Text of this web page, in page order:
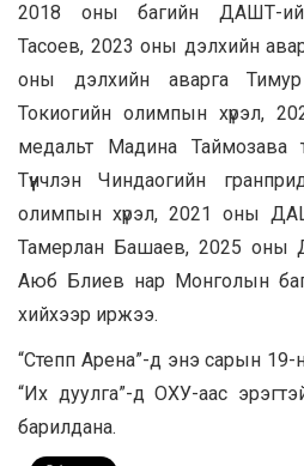
2018 оны багийн ДАШТ-
Тасоев, 2023 оны дэлхийн
оны дэлхийн аварга
Токиогийн олимпын хүрэл,
медальт Мадина Таймозава
Түүнчлэн Чиндаогийн
олимпын хүрэл, 2021 оны
Тамерлан Башаев, 2025 оны
Аюб Блиев нар Монголын
хийхээр иржээ.
“Степп Арена”-д энэ сарын
“Их дуулга”-д ОХУ-аас
барилдана.